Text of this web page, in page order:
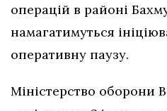
операцій в районі
намагатимуться
оперативну паузу.
Міністерство оборони